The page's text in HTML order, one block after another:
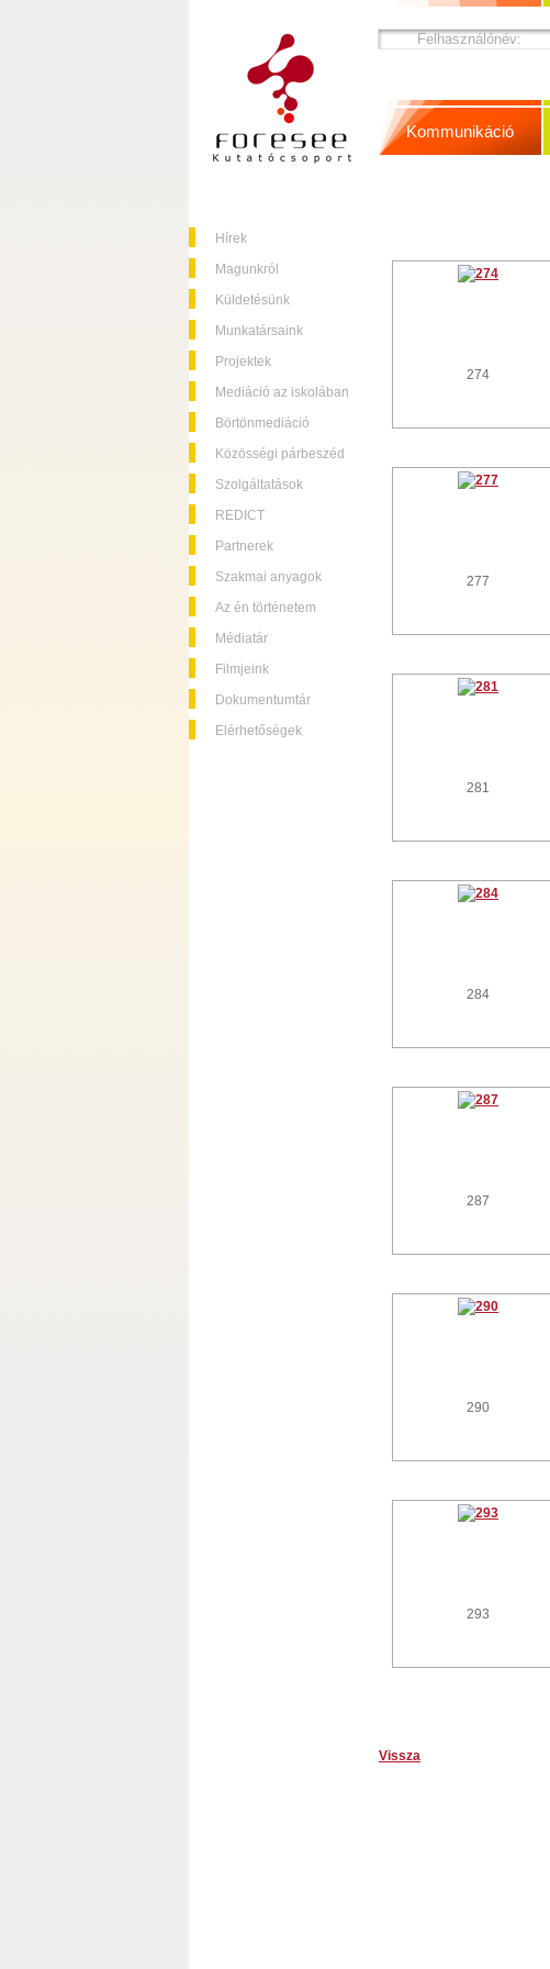
Hírek
Magunkról
Küldetésünk
Munkatársaink
Projektek
Mediáció az iskolában
Börtönmediáció
Közösségi párbeszéd
Szolgáltatások
REDICT
Partnerek
Szakmai anyagok
Az én történetem
Médiatár
Filmjeink
Dokumentumtár
Elérhetőségek
Kommunikáció
274
277
281
284
287
290
293
Vissza